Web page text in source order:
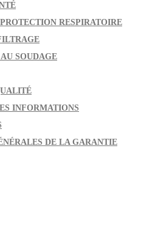
RESPIRATOIRE
SOUDAGE
INFORMATIONS
DE LA GARANTIE